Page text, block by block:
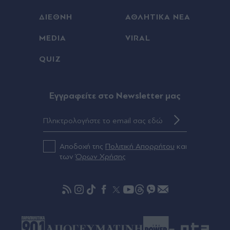
Κυψέλη: Συγκλονίζει η οικογένεια της 38χρονης
"Ήταν ένας ανιδιοτελής άνθρωπος, αφιέρωσε τη
Πριν 26 λεπτά
Κατερίνα Καινούργιου: Επέστρεψε στην Παναγία
Εκατονταπυλιανή - Το τάμα που εκπληρώθηκε -
Πριν 35 λεπτά
αεροπλάνο όπου βρέθηκε το drone με τα
ΔΙΕΘΝΗ ΑΘΛΗΤΙΚΑ ΝΕΑ
MEDIA VIRAL
QUIZ
Eγγραφείτε στο Newsletter μας
Αποδοχή της Πολιτική Απορρήτου και
τωνΌρων Χρήσης